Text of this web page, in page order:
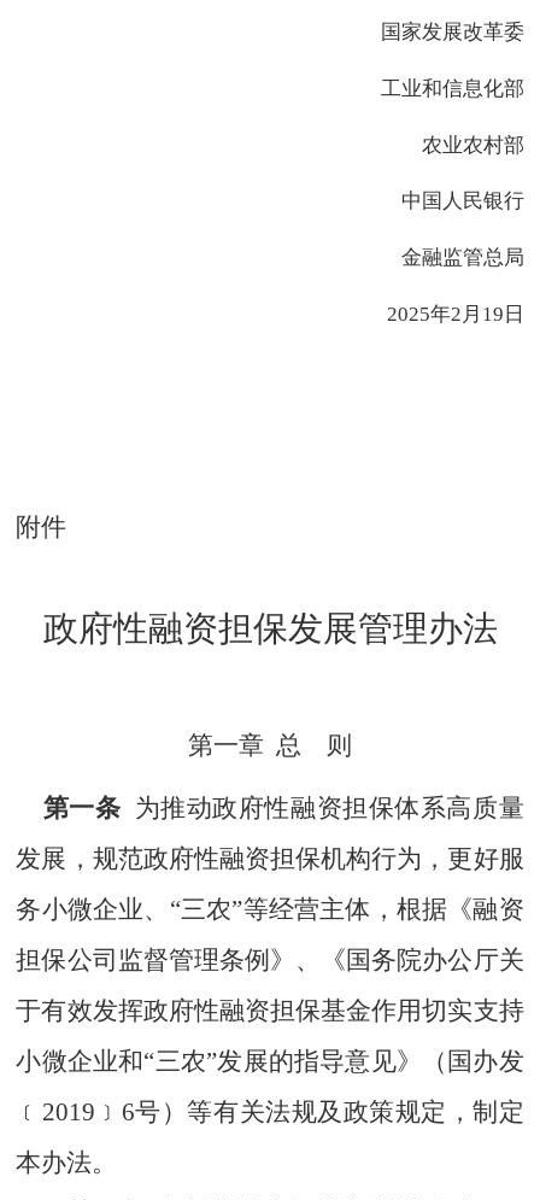
国家发展改革委
工业和信息化部
农业农村部
中国人民银行
金融监管总局
2025年2月19日
附件
政府性融资担保发展管理办法
第一章 总 则
第一条 为推动政府性融资担保体系高质量
发展，规范政府性融资担保机构行为，更好服
务小微企业、“三农”等经营主体，根据《融资
担保公司监督管理条例》、《国务院办公厅关
于有效发挥政府性融资担保基金作用切实支持
小微企业和“三农”发展的指导意见》（国办发
﹝ 2019 ﹞ 6号）等有关法规及政策规定，制定
本办法。